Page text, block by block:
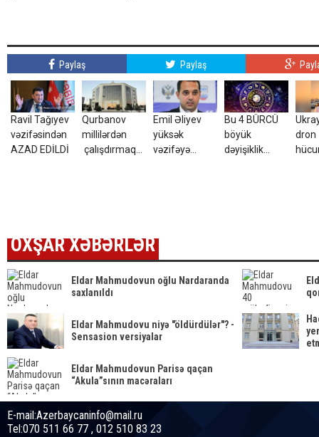
Paylaş Paylaş
Ravil Tağıyev
vəzifəsindən
AZAD EDİLDİ
Qurbanov
millilərdən
çalışdırmaq
Emil Əliyev
yüksək
vəzifəyə
Bu 4 BÜRCÜ
böyük
dəyişiklik
dron
OXŞAR XƏBƏRLƏR
Eldar Mahmudovun oğlu Nardaranda
saxlanıldı
Eldar Mahmudovu niyə "öldürdülər"? -
Sensasion versiyalar
Eldar Mahmudovun Parisə qaçan
“Akula”sının macəraları
E-mail:Azerbaycaninfo@mail.ru
Tel:070 511 66 77 , 012 510 83 23